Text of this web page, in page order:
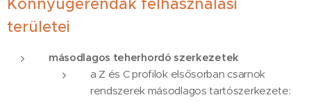
területei
másodlagos teherhordó szerkezetek
a Z és C profilok elsősorban csarnok
rendszerek másodlagos tartószerkezete: